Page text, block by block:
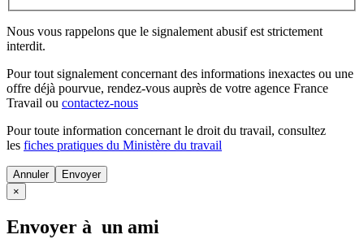
Nous vous rappelons que le signalement abusif est strictement
interdit.
Pour tout signalement concernant des informations inexactes ou une
offre déjà pourvue, rendez-vous auprès de votre agence France
Travail ou contactez-nous
Pour toute information concernant le droit du travail, consultez
les fiches pratiques du Ministère du travail
Annuler
×
Envoyer à un ami